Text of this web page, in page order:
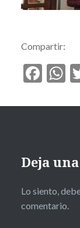
Compartir:
Deja
Lo siento,
comentario.